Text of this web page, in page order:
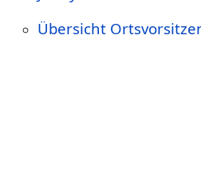
Übersicht